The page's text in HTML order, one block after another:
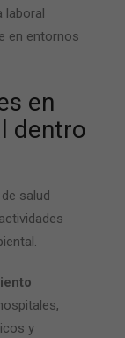
laboral
en entornos
en
dentro
salud
y